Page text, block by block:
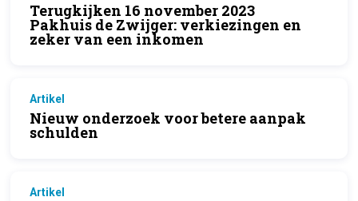
Terugkijken 16 november 2023
Pakhuis de Zwijger: verkiezingen en
zeker van een inkomen
Artikel
Nieuw onderzoek voor betere aanpak
schulden
Artikel